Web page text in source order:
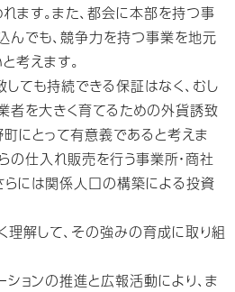
ます。また、都会に本部を持つ事
んでも、競争力を持つ事業を地元
考えます。
ても持続できる保証はなく、むし
者を大きく育てるための外貨誘致
にとって有意義であると考えま
の仕入れ販売を行う事業所・商社
には関係人口の構築による投資
理解して、その強みの育成に取り組
ションの推進と広報活動により、ま